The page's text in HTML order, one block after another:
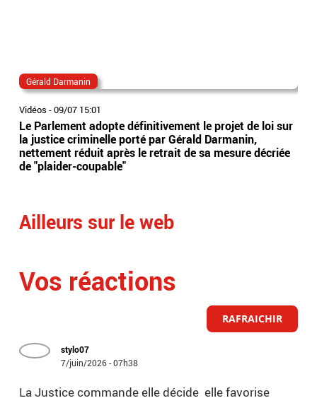
Gérald Darmanin
Vidéos -09/07 15:01
Le Parlement adopte définitivement le projet de loi sur
la justice criminelle porté par Gérald Darmanin,
nettement réduit après le retrait de sa mesure décriée
de "plaider-coupable"
Ailleurs sur le web
Vos réactions
RAFRAICHIR
stylo07
7/juin/2026 - 07h38
La Justice commande elle décide elle favorise